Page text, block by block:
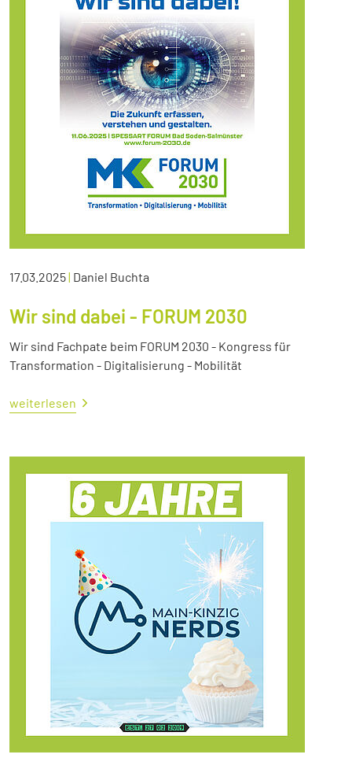
17.03.2025| Daniel Buchta
Wir sind dabei - FORUM 2030
Wir sind Fachpate beim FORUM 2030 - Kongress für
Transformation - Digitalisierung - Mobilität
weiterlesen